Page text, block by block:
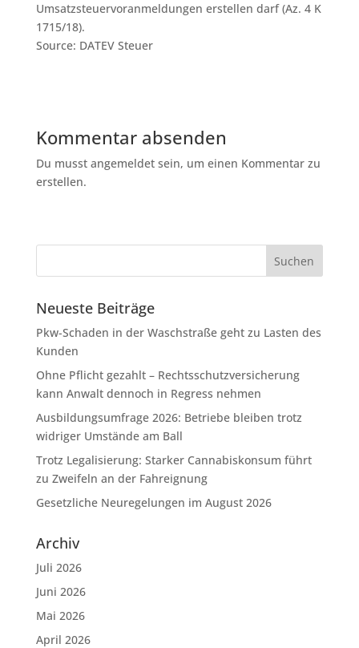
Umsatzsteuervoranmeldungen erstellen darf (Az. 4 K
1715/18).
Source: DATEV Steuer
Kommentar absenden
Du musst angemeldet sein, um einen Kommentar zu
erstellen.
Neueste Beiträge
Pkw-Schaden in der Waschstraße geht zu Lasten des
Kunden
Ohne Pflicht gezahlt – Rechtsschutzversicherung
kann Anwalt dennoch in Regress nehmen
Ausbildungsumfrage 2026: Betriebe bleiben trotz
widriger Umstände am Ball
Trotz Legalisierung: Starker Cannabiskonsum führt
zu Zweifeln an der Fahreignung
Gesetzliche Neuregelungen im August 2026
Archiv
Juli 2026
Juni 2026
Mai 2026
April 2026